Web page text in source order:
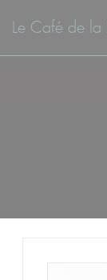
Le Café de la